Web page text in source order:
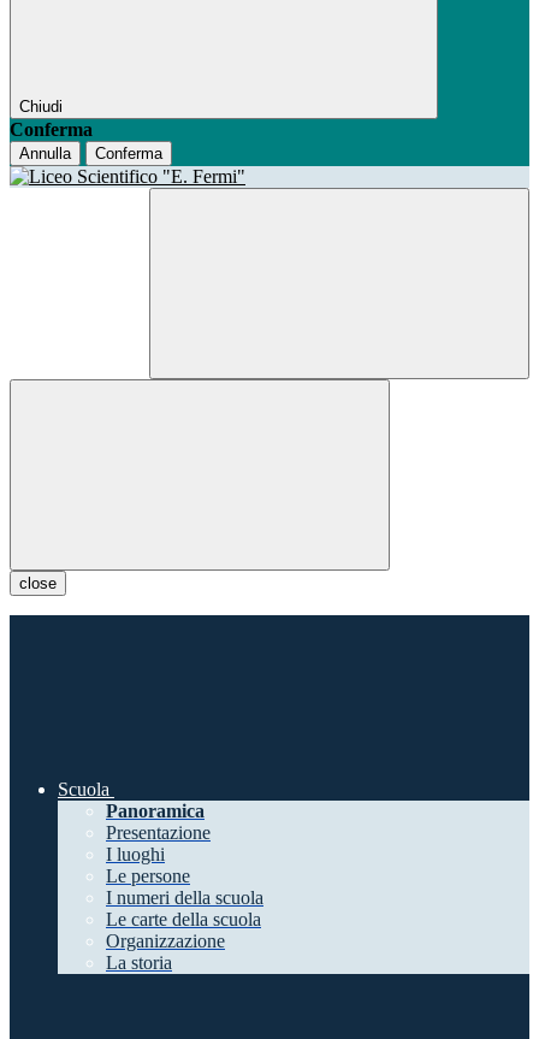
Chiudi
Conferma
Annulla Conferma
close
Scuola
Panoramica
Presentazione
I luoghi
Le persone
I numeri della scuola
Le carte della scuola
Organizzazione
La storia